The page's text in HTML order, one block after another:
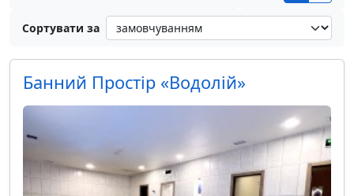
Сортувати за
Банний Простір «Водолій»